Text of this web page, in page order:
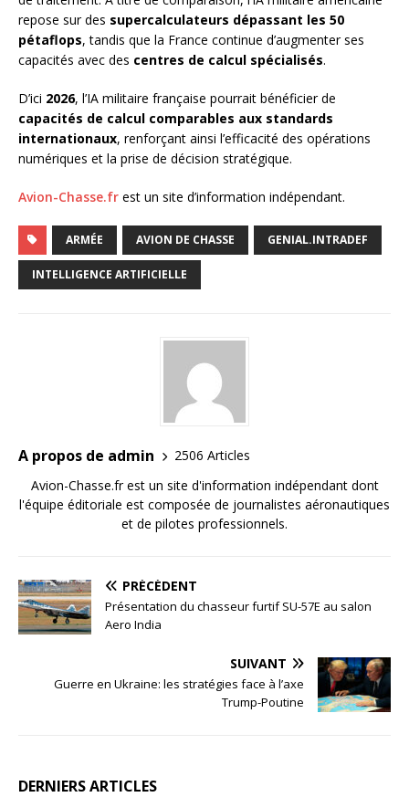
repose sur des supercalculateurs dépassant les 50
pétaflops, tandis que la France continue d’augmenter ses
capacités avec des centres de calcul spécialisés.
D’ici 2026, l’IA militaire française pourrait bénéficier de
capacités de calcul comparables aux standards
internationaux, renforçant ainsi l’efficacité des opérations
numériques et la prise de décision stratégique.
Avion-Chasse.fr est un site d’information indépendant.
ARMÉE AVION DE CHASSE GENIAL.INTRADEF
INTELLIGENCE ARTIFICIELLE
A propos de admin
2506 Articles
Avion-Chasse.fr est un site d'information indépendant dont
l'équipe éditoriale est composée de journalistes aéronautiques
et de pilotes professionnels.
PRÉCÉDENT
Présentation du chasseur furtif SU-57E au salon
Aero India
SUIVANT
Guerre en Ukraine: les stratégies face à l’axe
Trump-Poutine
DERNIERS ARTICLES